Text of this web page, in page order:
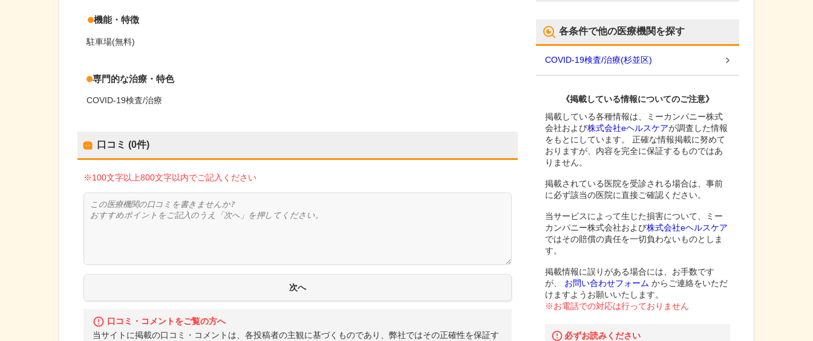
機能・特徴
駐車場(無料)
専門的な治療・特色
COVID-19検査/治療
口コミ (0件)
※100文字以上800文字以内でご記入ください
口コミ・コメントをご覧の方へ
当サイトに掲載の口コミ・コメントは、各投稿者の主観に基づくものであり、弊社ではその正確性を保証す
各条件で他の医療機関を探す
COVID-19検査/治療(杉並区)
《掲載している情報についてのご注意》
掲載している各種情報は、ミーカンパニー株式
会社および株式会社eヘルスケアが調査した情報
をもとにしています。 正確な情報掲載に努めて
おりますが、内容を完全に保証するものではあ
りません。
掲載されている医院を受診される場合は、事前
に必ず該当の医院に直接ご確認ください。
当サービスによって生じた損害について、ミー
カンパニー株式会社および株式会社eヘルスケア
ではその賠償の責任を一切負わないものとしま
す。
掲載情報に誤りがある場合には、お手数です
が、
お問い合わせフォーム からご連絡をいただ
けますようお願いいたします。
※お電話での対応は行っておりません
必ずお読みください